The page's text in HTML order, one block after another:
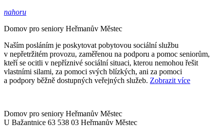
nahoru
Domov pro seniory Heřmanův Městec
Naším posláním je poskytovat pobytovou sociální službu
v nepřetržitém provozu, zaměřenou na podporu a pomoc seniorům,
kteří se ocitli v nepříznivé sociální situaci, kterou nemohou řešit
vlastními silami, za pomoci svých blízkých, ani za pomoci
a podpory běžně dostupných veřejných služeb. Zobrazit více
Domov pro seniory Heřmanův Městec
U Bažantnice 63 538 03 Heřmanův Městec